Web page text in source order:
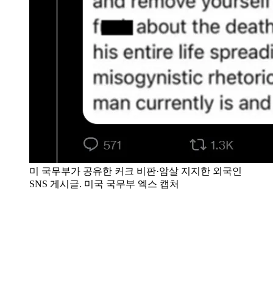
미 국무부가 공유한 커크 비판·암살 지지한 외국인
SNS 게시글. 미국 국무부 엑스 캡처